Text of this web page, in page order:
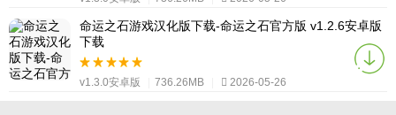
命运之石游戏汉化版下载-命运之石官方版 v1.2.6安卓版
下载
v1.3.0安卓版 736.26MB 2026-05-26